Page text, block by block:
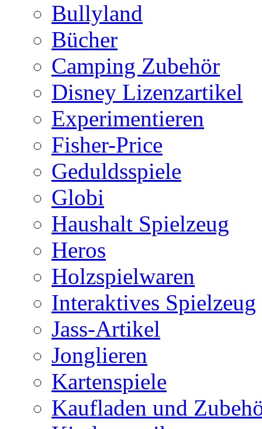
Bullyland
Bücher
Camping Zubehör
Disney Lizenzartikel
Experimentieren
Fisher-Price
Geduldsspiele
Globi
Haushalt Spielzeug
Heros
Holzspielwaren
Interaktives Spielzeug
Jass-Artikel
Jonglieren
Kartenspiele
Kaufladen und